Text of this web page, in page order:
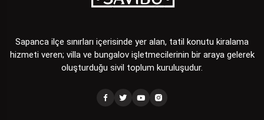
Sapanca ilçe sınırları içerisinde yer alan, tatil konutu kiralama
hizmeti veren; villa ve bungalov işletmecilerinin bir araya gelerek
oluşturduğu sivil toplum kuruluşudur.